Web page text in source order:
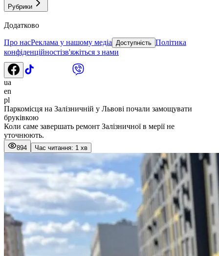
Рубрики
Додатково
Про насРеклама у нашому медіа Доступність Політика
конфіденційностізв'яжіться з нами
ua
en
pl
Паркомісця на Залізничній у Львові почали замощувати
бруківкою
Коли саме завершать ремонт Залізничної в мерії не
уточнюють.
894 Час читання: 1 хв